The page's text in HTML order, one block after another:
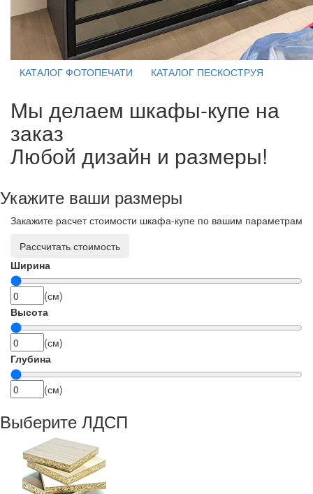
КАТАЛОГ ФОТОПЕЧАТИ КАТАЛОГ ПЕСКОСТРУЯ
Мы делаем шкафы-купе на
заказ
Любой дизайн и размеры!
Укажите ваши размеры
Закажите расчет стоимости шкафа-купе по вашим параметрам
Рассчитать стоимость
Ширина
(см)
Высота
(см)
Глубина
(см)
Выберите ЛДСП